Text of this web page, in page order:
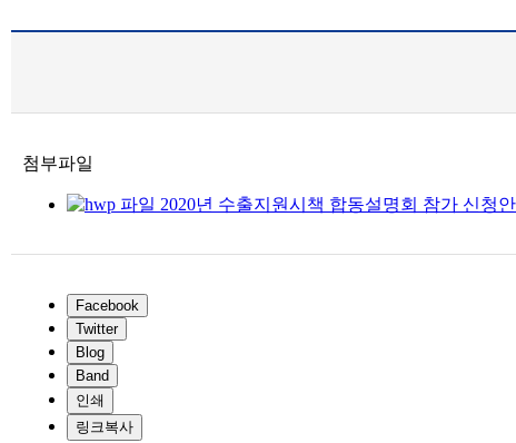
첨부파일
2020년 수출지원시책 합동설명회 참가 신청
Facebook
Twitter
Blog
Band
인쇄
링크복사